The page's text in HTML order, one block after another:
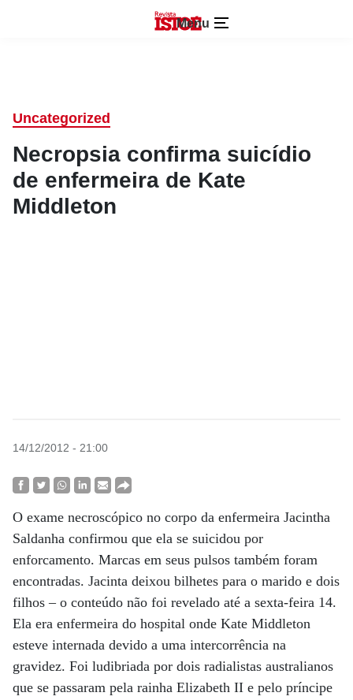
Menu
Uncategorized
Necropsia confirma suicídio
de enfermeira de Kate
Middleton
14/12/2012 - 21:00
O exame necroscópico no corpo da enfermeira Jacintha
Saldanha confirmou que ela se suicidou por
enforcamento. Marcas em seus pulsos também foram
encontradas. Jacinta deixou bilhetes para o marido e dois
filhos – o conteúdo não foi revelado até a sexta-feira 14.
Ela era enfermeira do hospital onde Kate Middleton
esteve internada devido a uma intercorrência na
gravidez. Foi ludibriada por dois radialistas australianos
que se passaram pela rainha Elizabeth II e pelo príncipe